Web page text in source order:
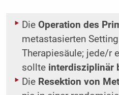
Die Operation des
metastasierten
Therapiesäule; jede/r
sollte interdisziplinär
Die Resektion von